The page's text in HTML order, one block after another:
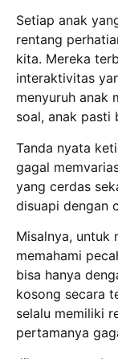
Setiap anak
rentang
kita. Mereka
interaktivitas
menyuruh anak
soal, anak pasti
Tanda nyata
gagal
yang cerdas
disuapi dengan
Misalnya, untuk
memahami
bisa hanya
kosong secara
selalu memiliki
pertamanya